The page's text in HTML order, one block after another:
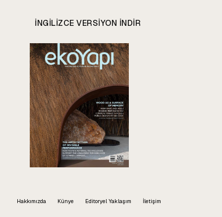
INGILIZCE VERSIYON INDIR
Hakkımızda Künye Editoryel Yaklaşım İletişim